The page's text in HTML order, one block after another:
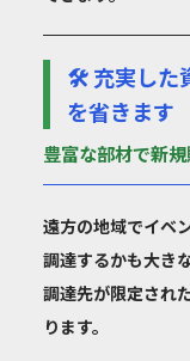
🛠️ 充実した
を省きます
豊富な部材で新
遠方の地域でイベ
調達するかも大き
調達先が限定され
ります。